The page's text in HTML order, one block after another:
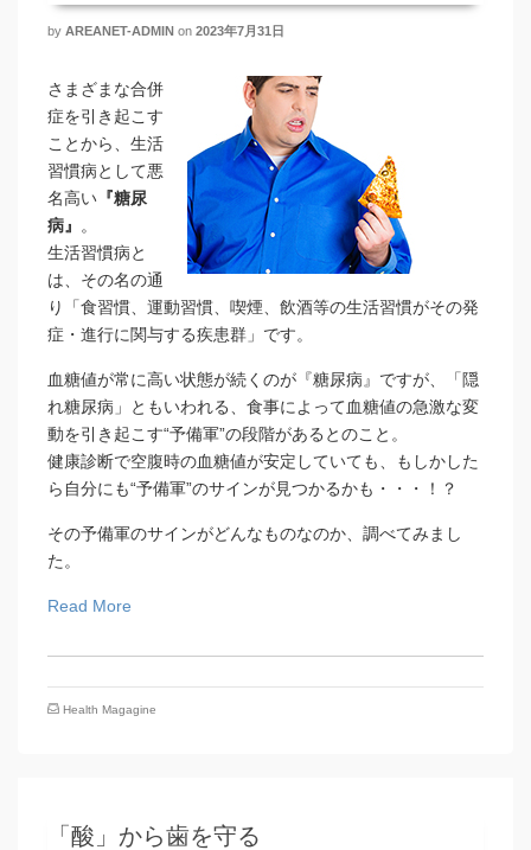
by AREANET-ADMIN on 2023年7月31日
さまざまな合併
症を引き起こす
ことから、生活
習慣病として悪
名高い 『糖尿
病』
。
生活習慣病と
は、その名の通
り「食習慣、運動習慣、喫煙、飲酒等の生活習慣がその発
症・進行に関与する疾患群」です。
血糖値が常に高い状態が続くのが『糖尿病』ですが、「隠
れ糖尿病」ともいわれる、食事によって血糖値の急激な変
動を引き起こす“予備軍”の段階があるとのこと。
健康診断で空腹時の血糖値が安定していても、もしかした
ら自分にも“予備軍”のサインが見つかるかも・・・！？
その予備軍のサインがどんなものなのか、調べてみまし
た。
Read More
Health Magagine
「酸」から歯を守る